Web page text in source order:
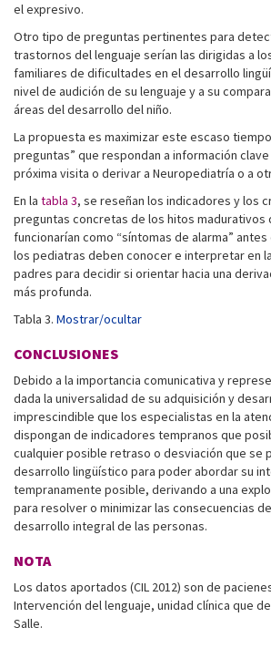
el expresivo.
Otro tipo de preguntas pertinentes para
trastornos del lenguaje serían las dirigidas a
familiares de dificultades en el desarrollo
nivel de audición de su lenguaje y a su
áreas del desarrollo del niño.
La propuesta es maximizar este escaso
preguntas” que respondan a información
próxima visita o derivar a Neuropediatría o a
En la tabla 3, se reseñan los indicadores y los
preguntas concretas de los hitos madurativos
funcionarían como “síntomas de alarma”
los pediatras deben conocer e interpretar en
padres para decidir si orientar hacia una
más profunda.
Tabla 3. Mostrar/ocultar
CONCLUSIONES
Debido a la importancia comunicativa y
dada la universalidad de su adquisición y
imprescindible que los especialistas en la
dispongan de indicadores tempranos que
cualquier posible retraso o desviación que se
desarrollo lingüístico para poder abordar su
tempranamente posible, derivando a una
para resolver o minimizar las consecuencias
desarrollo integral de las personas.
NOTA
Los datos aportados (CIL 2012) son de
Intervención del lenguaje, unidad clínica que
Salle.